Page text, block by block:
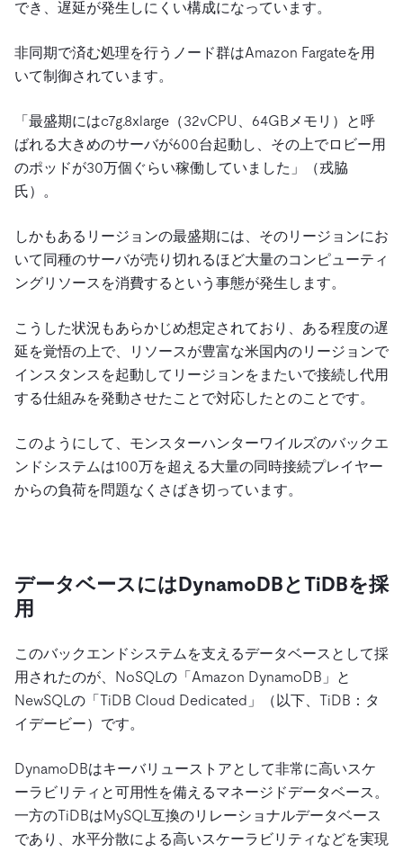
でき、遅延が発生しにくい構成になっています。
非同期で済む処理を行うノード群はAmazon Fargateを用
いて制御されています。
「最盛期にはc7g.8xlarge（32vCPU、64GBメモリ）と呼
ばれる大きめのサーバが600台起動し、その上でロビー用
のポッドが30万個ぐらい稼働していました」（戎脇
氏）。
しかもあるリージョンの最盛期には、そのリージョンにお
いて同種のサーバが売り切れるほど大量のコンピューティ
ングリソースを消費するという事態が発生します。
こうした状況もあらかじめ想定されており、ある程度の遅
延を覚悟の上で、リソースが豊富な米国内のリージョンで
インスタンスを起動してリージョンをまたいで接続し代用
する仕組みを発動させたことで対応したとのことです。
このようにして、モンスターハンターワイルズのバックエ
ンドシステムは100万を超える大量の同時接続プレイヤー
からの負荷を問題なくさばき切っています。
データベースにはDynamoDBとTiDBを採
用
このバックエンドシステムを支えるデータベースとして採
用されたのが、NoSQLの「Amazon DynamoDB」と
NewSQLの「TiDB Cloud Dedicated」（以下、TiDB：タ
イデービー）です。
DynamoDBはキーバリューストアとして非常に高いスケ
ーラビリティと可用性を備えるマネージドデータベース。
一方のTiDBはMySQL互換のリレーショナルデータベース
であり、水平分散による高いスケーラビリティなどを実現